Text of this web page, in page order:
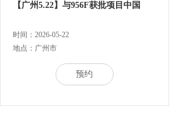
【广州5.22】与956F获批项目中国
时间：2026-05-22
地点：广州市
预约